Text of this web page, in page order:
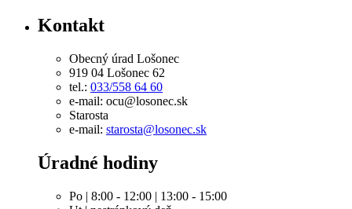
Kontakt
Obecný úrad Lošonec
919 04 Lošonec 62
tel.: 033/558 64 60
e-mail: ocu@losonec.sk
Starosta
e-mail: starosta@losonec.sk
Úradné hodiny
Po | 8:00 - 12:00 | 13:00 - 15:00